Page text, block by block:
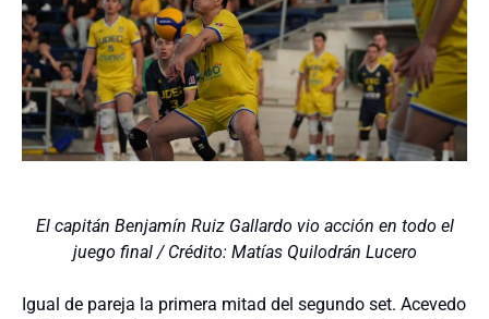
El capitán Benjamín Ruiz Gallardo vio acción en todo el
juego final / Crédito: Matías Quilodrán Lucero
Igual de pareja la primera mitad del segundo set. Acevedo